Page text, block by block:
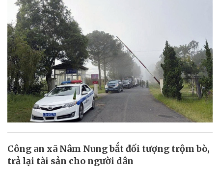
Công an xã Nâm Nung bắt đối tượng trộm bò,
trả lại tài sản cho người dân